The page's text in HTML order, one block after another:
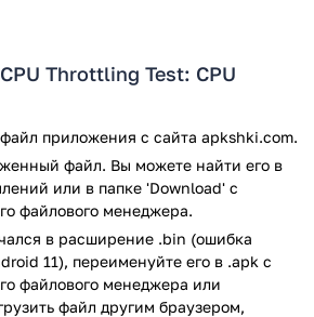
Throttling Test: CPU
приложения с сайта apkshki.com.
файл. Вы можете найти его в
или в папке 'Download' с
файлового менеджера.
в расширение .bin (ошибка
11), переименуйте его в .apk с
файлового менеджера или
файл другим браузером,